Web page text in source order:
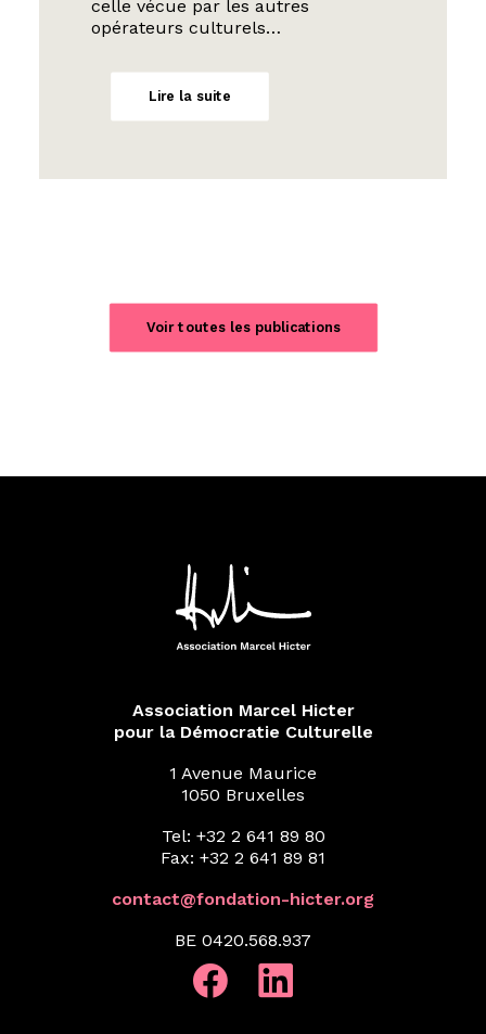
celle vécue par les autres
opérateurs culturels…
Lire la suite
Voir toutes les publications
Association Marcel Hicter
pour la Démocratie Culturelle
1 Avenue Maurice
1050 Bruxelles
Tel: +32 2 641 89 80
Fax: +32 2 641 89 81
contact@fondation-hicter.org
BE 0420.568.937